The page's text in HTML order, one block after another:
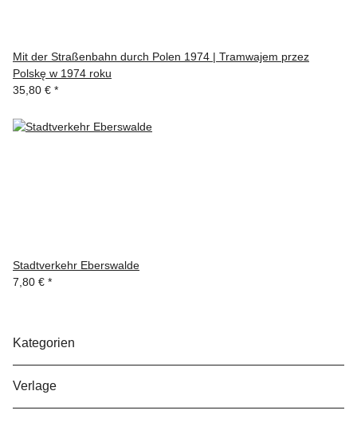
Mit der Straßenbahn durch Polen 1974 | Tramwajem przez
Polskę w 1974 roku
35,80 € *
Stadtverkehr Eberswalde
7,80 € *
Kategorien
Verlage